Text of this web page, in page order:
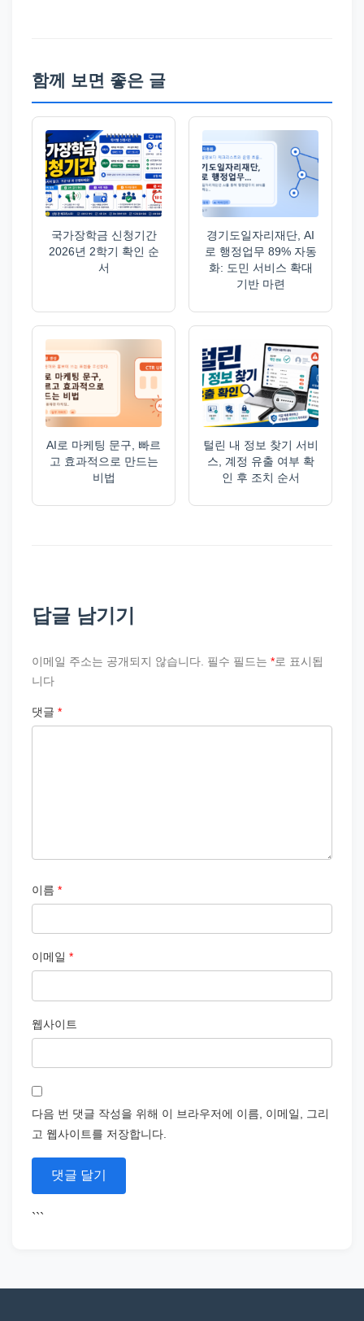
함께 보면 좋은 글
국가장학금 신청기간
2026년 2학기 확인 순
서
경기도일자리재단, AI
로 행정업무 89% 자동
화: 도민 서비스 확대
기반 마련
AI로 마케팅 문구, 빠르
고 효과적으로 만드는
비법
털린 내 정보 찾기 서비
스, 계정 유출 여부 확
인 후 조치 순서
답글 남기기
이메일 주소는 공개되지 않습니다. 필수 필드는 *로 표시됩
니다
댓글 *
이름 *
이메일 *
웹사이트
다음 번 댓글 작성을 위해 이 브라우저에 이름, 이메일, 그리
고 웹사이트를 저장합니다.
```